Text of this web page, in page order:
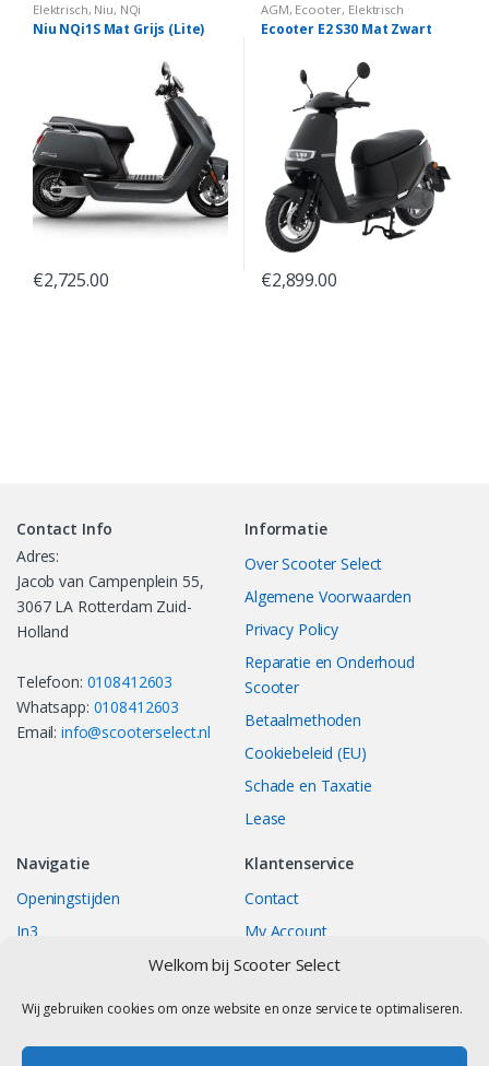
Welkom bij Scooter Select
Wij gebruiken cookies om onze website en onze service te optimaliseren.
Elektrisch, Niu, NQi
Niu NQi1S Mat Grijs (Lite)
€2,725.00
AGM, Ecooter, Elektrisch
Ecooter E2 S30 Mat Zwart
€2,899.00
Contact Info
Adres:
Jacob van Campenplein 55,
3067 LA Rotterdam Zuid-
Holland
Telefoon: 0108412603
Whatsapp: 0108412603
Email:info@scooterselect.nl
Informatie
Over Scooter Select
Algemene Voorwaarden
Privacy Policy
Reparatie en Onderhoud
Scooter
Betaalmethoden
Cookiebeleid (EU)
Schade en Taxatie
Lease
Navigatie
Openingstijden
In3
Klantenservice
Contact
My Account
Track your Order